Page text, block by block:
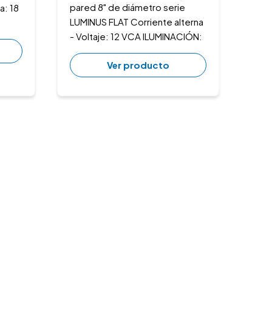
18
pared 8" de diámetro serie
LUMINUS FLAT Corriente alterna
- Voltaje: 12 VCA ILUMINACIÓN:
Ver producto